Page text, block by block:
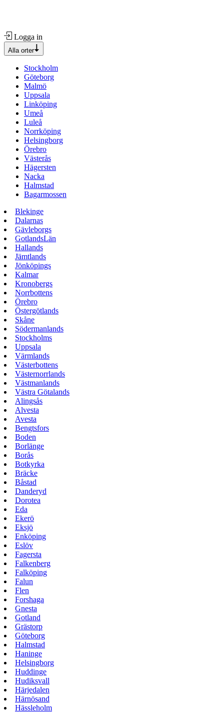
Logga in
Alla orter
Stockholm
Göteborg
Malmö
Uppsala
Linköping
Umeå
Luleå
Norrköping
Helsingborg
Örebro
Västerås
Hägersten
Nacka
Halmstad
Bagarmossen
Blekinge
Dalarnas
Gävleborgs
GotlandsLän
Hallands
Jämtlands
Jönköpings
Kalmar
Kronobergs
Norrbottens
Örebro
Östergötlands
Skåne
Södermanlands
Stockholms
Uppsala
Värmlands
Västerbottens
Västernorrlands
Västmanlands
Västra Götalands
Alingsås
Alvesta
Avesta
Bengtsfors
Boden
Borlänge
Borås
Botkyrka
Bräcke
Båstad
Danderyd
Dorotea
Eda
Ekerö
Eksjö
Enköping
Eslöv
Fagersta
Falkenberg
Falköping
Falun
Flen
Forshaga
Gnesta
Gotland
Grästorp
Göteborg
Halmstad
Haninge
Helsingborg
Huddinge
Hudiksvall
Härjedalen
Härnösand
Hässleholm